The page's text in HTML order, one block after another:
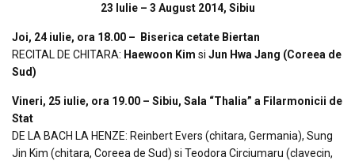
23 Iulie – 3 August 2014, Sibiu
Joi, 24 iulie, ora 18.00 – Biserica cetate Biertan
RECITAL DE CHITARA: Haewoon Kim si Jun Hwa Jang (Coreea de
Sud)
Vineri, 25 iulie, ora 19.00 – Sibiu, Sala “Thalia” a Filarmonicii de
Stat
DE LA BACH LA HENZE: Reinbert Evers (chitara, Germania), Sung
Jin Kim (chitara, Coreea de Sud) si Teodora Circiumaru (clavecin,